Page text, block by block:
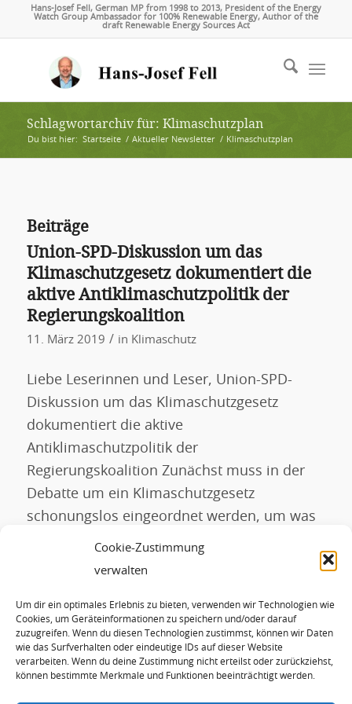
Cookie-Zustimmung
verwalten
Um dir ein optimales Erlebnis zu bieten, verwenden wir Technologien wie
Cookies, um Geräteinformationen zu speichern und/oder darauf
zuzugreifen. Wenn du diesen Technologien zustimmst, können wir Daten
wie das Surfverhalten oder eindeutige IDs auf dieser Website
verarbeiten. Wenn du deine Zustimmung nicht erteilst oder zurückziehst,
können bestimmte Merkmale und Funktionen beeinträchtigt werden.
Hans-Josef Fell, German MP from 1998 to 2013, President of the Energy
Watch Group Ambassador for 100% Renewable Energy, Author of the
draft Renewable Energy Sources Act
Schlagwortarchiv für: Klimaschutzplan
Du bist hier: Startseite / Aktueller Newsletter / Klimaschutzplan
Beiträge
Union-SPD-Diskussion um das
Klimaschutzgesetz dokumentiert die
aktive Antiklimaschutzpolitik der
Regierungskoalition
11. März 2019 / in Klimaschutz
Liebe Leserinnen und Leser, Union-SPD-
Diskussion um das Klimaschutzgesetz
dokumentiert die aktive
Antiklimaschutzpolitik der
Regierungskoalition Zunächst muss in der
Debatte um ein Klimaschutzgesetz
schonungslos eingeordnet werden, um was
es denn überhaupt geht: Die Auswirkungen
der aktuell erreichten Erderwärmung um
sind bereits heute in weiten Teilen der Welt
katastrophal. Trockenheiten und […]